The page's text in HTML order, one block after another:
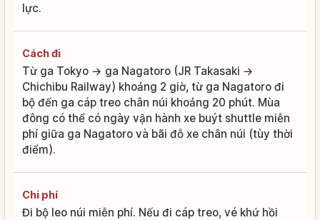
lực.
Cách đi
Từ ga Tokyo → ga Nagatoro (JR Takasaki →
Chichibu Railway) khoảng 2 giờ, từ ga Nagatoro đi
bộ đến ga cáp treo chân núi khoảng 20 phút. Mùa
đông có thể có ngày vận hành xe buýt shuttle miễn
phí giữa ga Nagatoro và bãi đỗ xe chân núi (tùy thời
điểm).
Chi phí
Đi bộ leo núi miễn phí. Nếu đi cáp treo, vé khứ hồi